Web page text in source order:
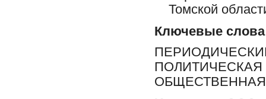
Томской
Ключевые слова